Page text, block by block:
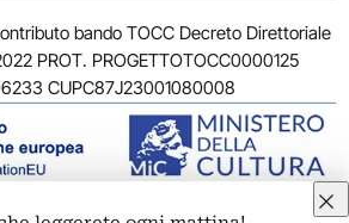
bando TOCC Decreto Direttoriale
PROT. PROGETTOTOCC0000125
CUPC87J23001080008